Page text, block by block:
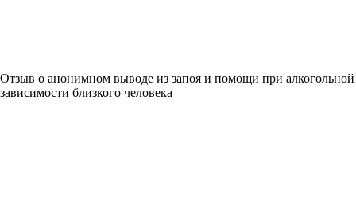
Отзыв о анонимном выводе из запоя и помощи при алкогольной
зависимости близкого человека